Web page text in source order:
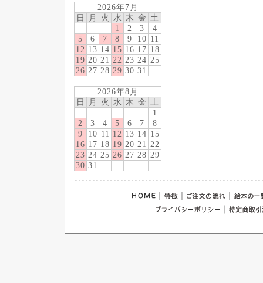
2026年7月
日
月 火 水 木 金 土
1
2 3
4
5
6 7 8 9 10 11
12 13 14 15 16 17 18
19 20 21 22 23 24 25
26 27 28 29 30 31
2026年8月
日
月 火 水 木 金 土
1
2
3 4 5 6 7
8
9
10 11 12 13 14 15
16 17 18 19 20 21 22
23 24 25 26 27 28 29
30 31